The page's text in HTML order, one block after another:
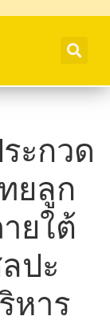
ะกวด
ยลูก
ยใต้
ปะ
หาร